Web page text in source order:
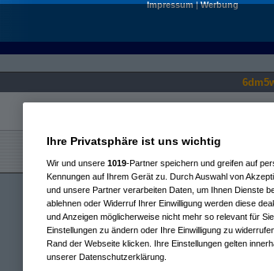
Impressum|Werbung
Ihre Privatsphäre ist uns wichtig
Wir und unsere 1019-Partner speichern und greifen auf
Kennungen auf Ihrem Gerät zu. Durch Auswahl von
und unsere Partner verarbeiten Daten, um Ihnen Dienste
ablehnen oder Widerruf Ihrer Einwilligung werden diese
und Anzeigen möglicherweise nicht mehr so relevant für
Einstellungen zu ändern oder Ihre Einwilligung zu
Rand der Webseite klicken. Ihre Einstellungen gelten
unserer Datenschutzerklärung.